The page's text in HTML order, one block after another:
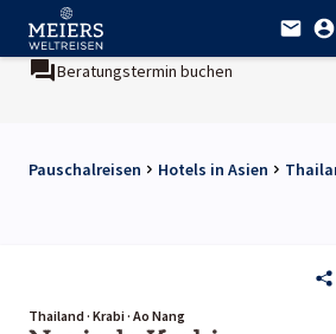
buchen Ein Unternehmen der
Pauschalreisen Hotels in Asien
Thailand · Krabi · Ao Nang